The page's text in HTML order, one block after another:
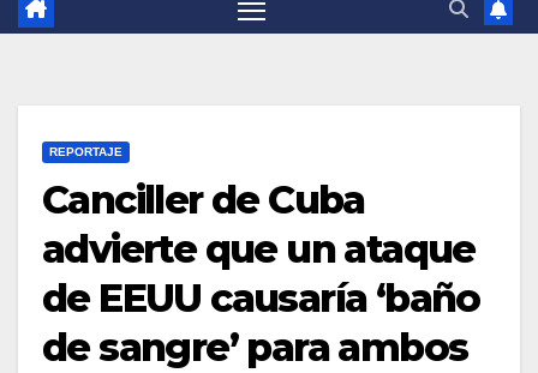
REPORTAJE
Canciller de Cuba
advierte que un ataque
de EEUU causaría ‘baño
de sangre’ para ambos